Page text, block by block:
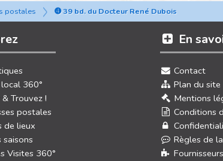
postales ➍ 39 bd. du Docteur René Dubois
En
Contact
Plan du site
Mentions
Conditions
Règles de
360°
Trouvez !
postales
de lieux
Visites 360°